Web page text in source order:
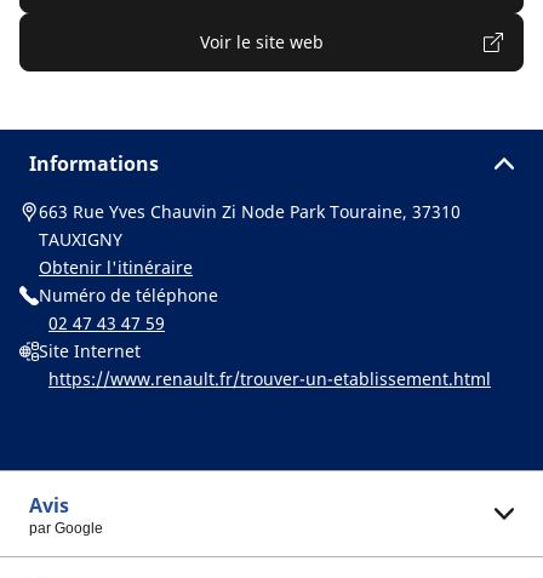
Voir le site web
Informations
663 Rue Yves Chauvin Zi Node Park Touraine, 37310
TAUXIGNY
Obtenir l'itinéraire
Numéro de téléphone
02 47 43 47 59
Site Internet
https://www.renault.fr/trouver-un-etablissement.html
Avis
par Google